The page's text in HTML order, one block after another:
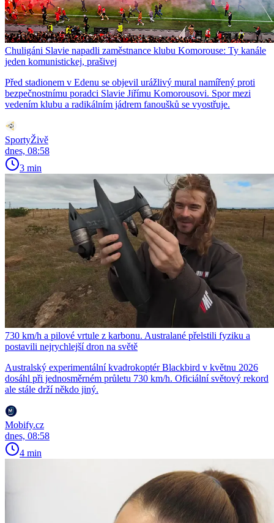
Chuligáni Slavie napadli zaměstnance klubu Komorouse: Ty kanále
jeden komunistickej, prašivej
Před stadionem v Edenu se objevil urážlivý mural namířený proti
bezpečnostnímu poradci Slavie Jiřímu Komorousovi. Spor mezi
vedením klubu a radikálním jádrem fanoušků se vyostřuje.
SportyŽivě
dnes, 08:58
3 min
730 km/h a pilové vrtule z karbonu. Australané přelstili fyziku a
postavili nejrychlejší dron na světě
Australský experimentální kvadrokoptér Blackbird v květnu 2026
dosáhl při jednosměrném průletu 730 km/h. Oficiální světový rekord
ale stále drží někdo jiný.
Mobify.cz
dnes, 08:58
4 min